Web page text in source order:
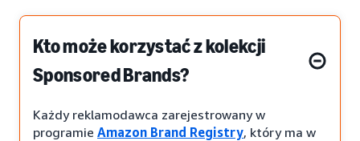
Kto może korzystać z kolekcji
Sponsored Brands?
Każdy reklamodawca zarejestrowany w
programie Amazon Brand Registry, który ma w